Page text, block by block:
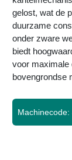
gelost, wat de
duurzame
onder zware
biedt
voor maximale
bovengrondse
Machinecode: